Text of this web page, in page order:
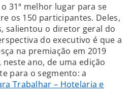
31ª melhor lugar para se
os 150 participantes. Deles,
salientou o diretor geral do
do executivo é que a
na premiação em 2019
ano, de uma edição
para o segmento: a
Trabalhar – Hotelaria e